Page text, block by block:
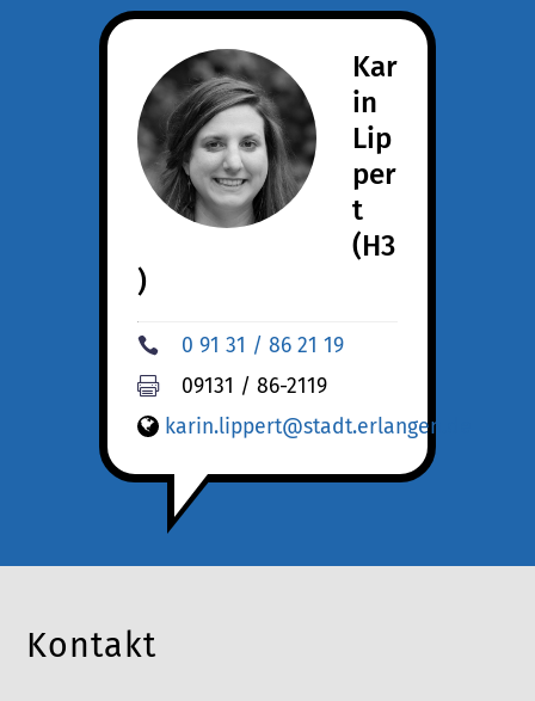
Kar
in
Lip
per
t
(H3
)
 0 91 31 / 86 21 19

09131 / 86-2119
karin.lippert@stadt.erlangen.de
Kontakt